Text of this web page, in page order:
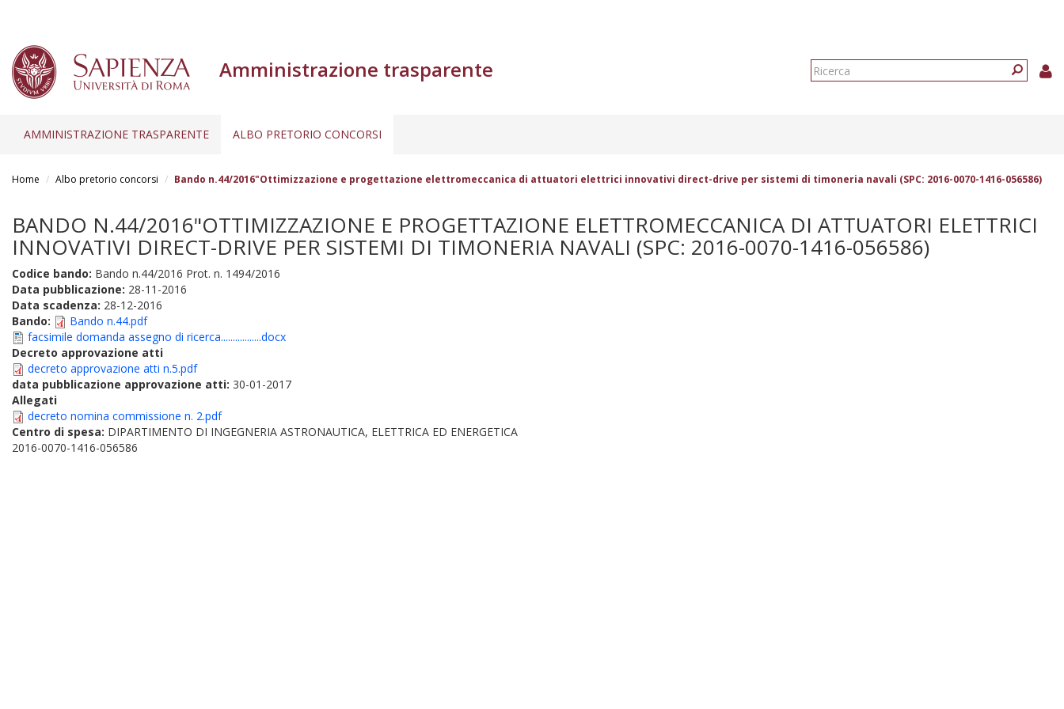
Amministrazione trasparente
Form
AMMINISTRAZIONE TRASPARENTE ALBO PRETORIO CONCORSI
Home Albo pretorio concorsi Bando n.44/2016"Ottimizzazione e progettazione elettromeccanica di attuatori elettrici innovativi direct-drive per sistemi di timoneria navali (SPC: 2016-0070-1416-056586)
BANDO N.44/2016"OTTIMIZZAZIONE E PROGETTAZIONE ELETTROMECCANICA DI ATTUATORI ELETTRICI
INNOVATIVI DIRECT-DRIVE PER SISTEMI DI TIMONERIA NAVALI (SPC: 2016-0070-1416-056586)
Codice bando: Bando n.44/2016 Prot. n. 1494/2016
Data pubblicazione: 28-11-2016
Data scadenza: 28-12-2016
Bando:
Bando n.44.pdf
facsimile domanda assegno di ricerca.................docx
Decreto approvazione atti
decreto approvazione atti n.5.pdf
data pubblicazione approvazione atti: 30-01-2017
Allegati
decreto nomina commissione n. 2.pdf
Centro di spesa: DIPARTIMENTO DI INGEGNERIA ASTRONAUTICA, ELETTRICA ED ENERGETICA
2016-0070-1416-056586